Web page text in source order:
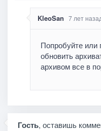
KleoSan 7 лет
Попробуйте или
обновить
архивом все в
Гость, оставишь